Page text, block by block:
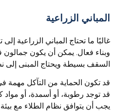
المباني الزراعية
غالبًا ما تحتاج المباني الزراعية
وبناء فعال. يمكن أن يكون جمالون
السقف بسيطة ويحتاج المبنى إلى
قد تكون الحماية من التآكل مهمة
قد توجد رطوبة، أو أسمدة، أو مواد
يجب أن يتوافق نظام الطلاء مع